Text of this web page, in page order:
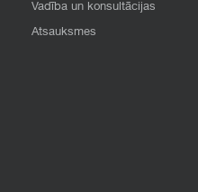
Vadība un konsultācijas
Atsauksmes